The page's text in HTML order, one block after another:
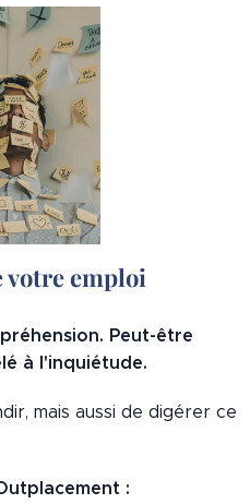
votre emploi
Peut-être
à l'inquiétude.
mais aussi de digérer ce
: